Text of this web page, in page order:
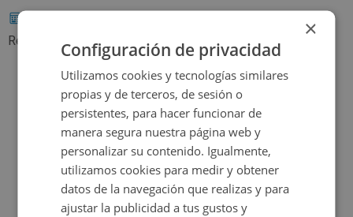
Referencia catastral: 9075942VK8097N0001RF
Contactar
Descripción
Terreno de 8600 m² en Tórtola de Henares, Guadalajara.
Ideal para desarrollo de proyectos. La ubicación ofrece
fácil acceso a servicios esenciales y vías principales.
×
Configuración de privacidad
Utilizamos cookies y tecnologías similares
propias y de terceros, de sesión o
persistentes, para hacer funcionar de
manera segura nuestra página web y
personalizar su contenido. Igualmente,
utilizamos cookies para medir y obtener
datos de la navegación que realizas y para
ajustar la publicidad a tus gustos y